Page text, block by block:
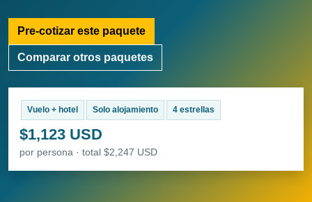
Pre-cotizar este paquete
Comparar otros paquetes
Vuelo + hotel Solo alojamiento 4 estrellas
$1,123 USD
por persona · total $2,247 USD